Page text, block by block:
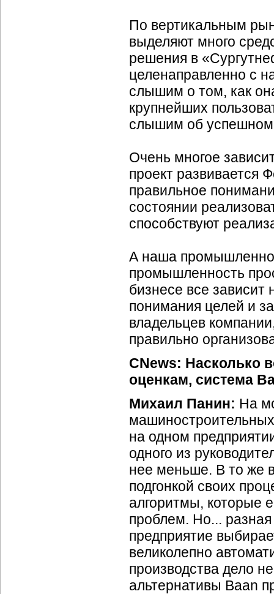
По вертикальным
выделяют много
решения в
целенаправленно с
слышим о том, как
крупнейших
слышим об
Очень многое
проект
правильное
состоянии
способствуют
А наша
промышленность
бизнесе все зависит
понимания целей и
владельцев
правильно
CNews: Насколько
оценкам, система
Михаил Панин: На
на одном
одного из
нее меньше. В то же
подгонкой своих
алгоритмы, которые
проблем. Но... разная
предприятие
великолепно
производства дело
альтернативы Baan